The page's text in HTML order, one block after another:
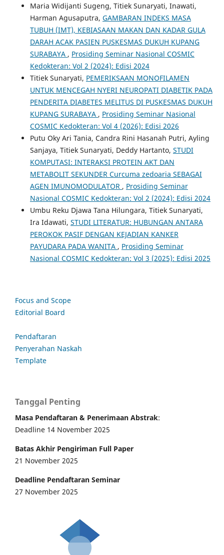
Maria Widijanti Sugeng, Titiek Sunaryati, Inawati,
Harman Agusaputra, GAMBARAN INDEKS MASA
TUBUH (IMT), KEBIASAAN MAKAN DAN KADAR GULA
DARAH ACAK PASIEN PUSKESMAS DUKUH KUPANG
SURABAYA , Prosiding Seminar Nasional COSMIC
Kedokteran: Vol 2 (2024): Edisi 2024
Titiek Sunaryati, PEMERIKSAAN MONOFILAMEN
UNTUK MENCEGAH NYERI NEUROPATI DIABETIK PADA
PENDERITA DIABETES MELITUS DI PUSKESMAS DUKUH
KUPANG SURABAYA , Prosiding Seminar Nasional
COSMIC Kedokteran: Vol 4 (2026): Edisi 2026
Putu Oky Ari Tania, Candra Rini Hasanah Putri, Ayling
Sanjaya, Titiek Sunaryati, Deddy Hartanto, STUDI
KOMPUTASI: INTERAKSI PROTEIN AKT DAN
METABOLIT SEKUNDER Curcuma zedoaria SEBAGAI
AGEN IMUNOMODULATOR , Prosiding Seminar
Nasional COSMIC Kedokteran: Vol 2 (2024): Edisi 2024
Umbu Reku Djawa Tana Hilungara, Titiek Sunaryati,
Ira Idawati, STUDI LITERATUR: HUBUNGAN ANTARA
PEROKOK PASIF DENGAN KEJADIAN KANKER
PAYUDARA PADA WANITA , Prosiding Seminar
Nasional COSMIC Kedokteran: Vol 3 (2025): Edisi 2025
Focus and Scope
Editorial Board
Pendaftaran
Penyerahan Naskah
Template
Tanggal Penting
Masa Pendaftaran & Penerimaan Abstrak:
Deadline 14 November 2025
Batas Akhir Pengiriman Full Paper
21 November 2025
Deadline Pendaftaran Seminar
27 November 2025